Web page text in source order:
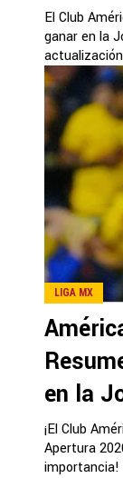
El Club
ganar en la
LIGA MX
en la
¡El Club
Apertura
importancia!